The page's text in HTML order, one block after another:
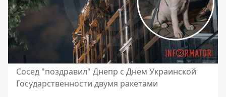
Сосед "поздравил" Днепр с Днем Украинской
Государственности двумя ракетами